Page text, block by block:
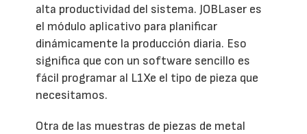
alta productividad del sistema. JOBLaser es
el módulo aplicativo para planificar
dinámicamente la producción diaria. Eso
significa que con un software sencillo es
fácil programar al L1Xe el tipo de pieza que
necesitamos.
Otra de las muestras de piezas de metal